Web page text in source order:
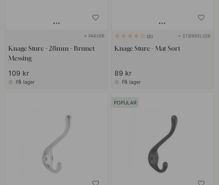
+ FARVER
Knage Sture - 28mm - Brunet
Messing
109 kr
På lager
3 + STØRRELSER
Knage Sture - Mat Sort
89 kr
På lager
POPULAR